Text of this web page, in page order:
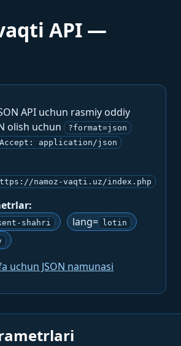
API —
API uchun rasmiy oddiy
olish uchun
?format=json
Accept: application/json
namoz-vaqti.uz/index.php
shahri lang= lotin
uchun JSON namunasi